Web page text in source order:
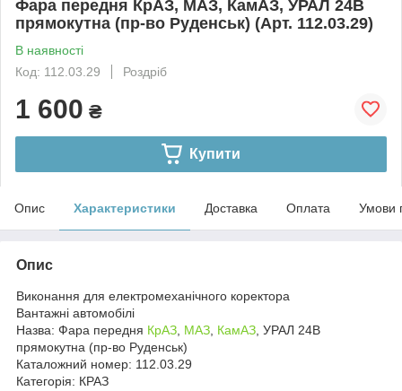
Фара передня КрАЗ, МАЗ, КамАЗ, УРАЛ 24В
прямокутна (пр-во Руденськ) (Арт. 112.03.29)
В наявності
Код: 112.03.29
Роздріб
1 600 ₴
Купити
Опис Характеристики Доставка Оплата Умови
Опис
Виконання для електромеханічного коректора
Вантажні автомобілі
Назва: Фара передня КрАЗ МАЗ КамАЗ , УРАЛ 24В
прямокутна (пр-во Руденськ)
Каталожний номер: 112.03.29
Категорія: КРАЗ